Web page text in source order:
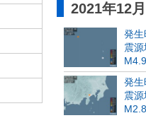
2021年12
発
震
M4.9
発
震
M2.8